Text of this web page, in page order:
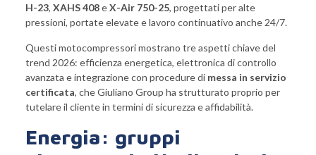
H-23, XAHS 408eX-Air 750-25, progettati per alte
pressioni, portate elevate e lavoro continuativo anche 24/7.
Questi motocompressori mostrano tre aspetti chiave del
trend 2026: efficienza energetica, elettronica di controllo
avanzata e integrazione con procedure di messa in servizio
certificata, che Giuliano Group ha strutturato proprio per
tutelare il cliente in termini di sicurezza e affidabilità.
Energia: gruppi